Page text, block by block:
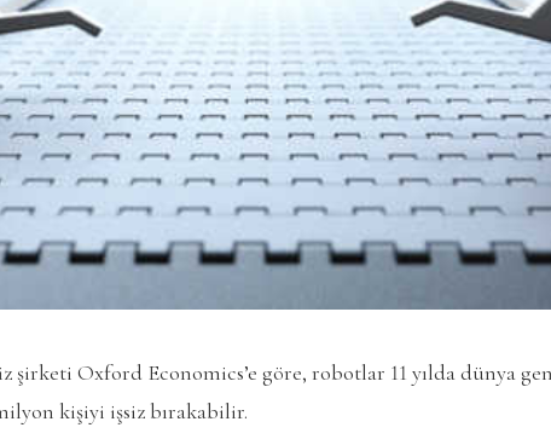
şirketi Oxford Economics’e göre, robotlar 11 yılda dünya
kişiyi işsiz bırakabilir.